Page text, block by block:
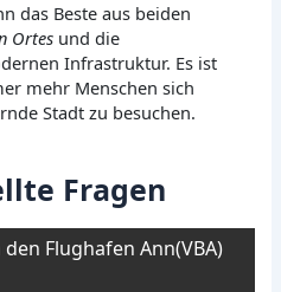
das Beste aus beiden
Ortes und die
Infrastruktur. Es ist
mehr Menschen sich
Stadt zu besuchen.
Fragen
Flughafen Ann(VBA)